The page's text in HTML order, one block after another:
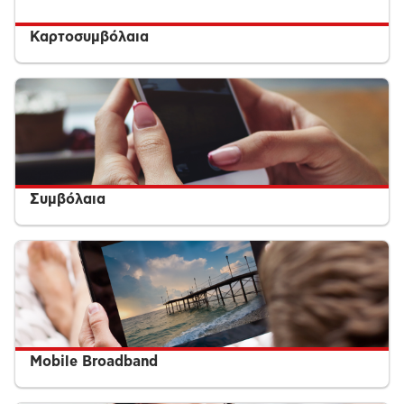
Καρτοσυμβόλαια
Συμβόλαια
Mobile Broadband